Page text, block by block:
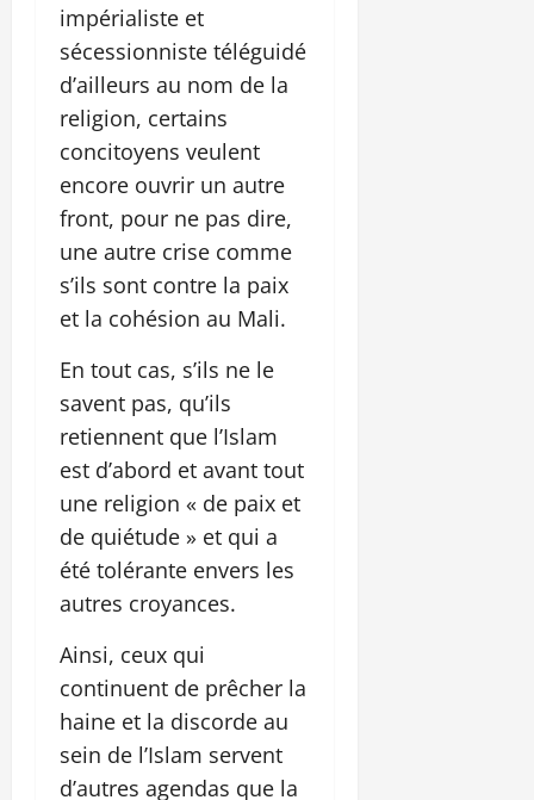
impérialiste et
sécessionniste téléguidé
d’ailleurs au nom de la
religion, certains
concitoyens veulent
encore ouvrir un autre
front, pour ne pas dire,
une autre crise comme
s’ils sont contre la paix
et la cohésion au Mali.
En tout cas, s’ils ne le
savent pas, qu’ils
retiennent que l’Islam
est d’abord et avant tout
une religion « de paix et
de quiétude » et qui a
été tolérante envers les
autres croyances.
Ainsi, ceux qui
continuent de prêcher la
haine et la discorde au
sein de l’Islam servent
d’autres agendas que la